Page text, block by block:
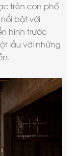
trên con phố
bật với
hình trước
lầu với những